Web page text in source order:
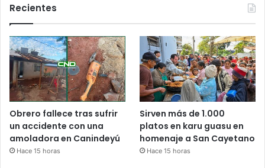
Recientes
Obrero fallece tras sufrir
un accidente con una
amoladora en Canindeyú
Hace 15 horas
Sirven más de 1.000
platos en karu guasu en
homenaje a San Cayetano
Hace 15 horas